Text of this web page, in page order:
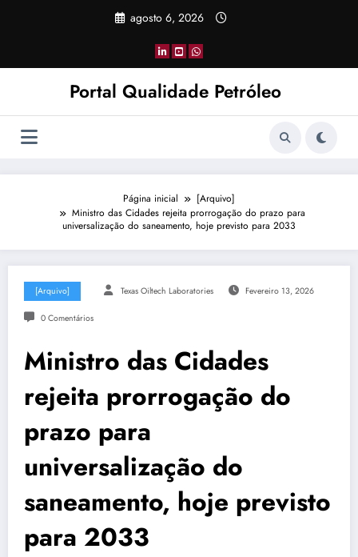
agosto 6, 2026
Portal Qualidade Petróleo
Página inicial
[Arquivo]
Ministro das Cidades rejeita prorrogação do prazo para
universalização do saneamento, hoje previsto para 2033
[Arquivo] Texas Oiltech Laboratories Fevereiro 13, 2026
0 Comentários
Ministro das Cidades
rejeita prorrogação do
prazo para
universalização do
saneamento, hoje previsto
para 2033